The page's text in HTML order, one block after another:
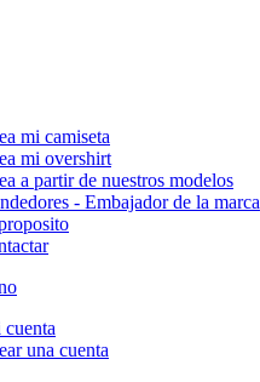
mi camiseta
mi overshirt
a partir de nuestros modelos
- Embajador de la marca
una cuenta